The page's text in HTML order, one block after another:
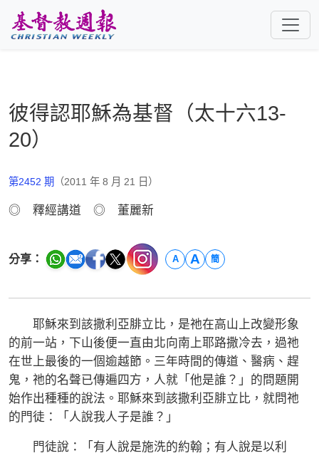
彼得認耶穌為基督（太十六13-
20）
第2452 期 （2011 年 8 月 21 日）
◎ 釋經講道 ◎ 董麗新
分享： A A 簡
耶穌來到該撒利亞腓立比，是祂在高山上改變形象
的前一站，下山後便一直由北向南上耶路撒冷去，過祂
在世上最後的一個逾越節。三年時間的傳道、醫病、趕
鬼，祂的名聲已傳遍四方，人就「他是誰？」的問題開
始作出種種的說法。耶穌來到該撒利亞腓立比，就問祂
的門徒：「人說我人子是誰？」
門徒說：「有人說是施洗的約翰；有人說是以利